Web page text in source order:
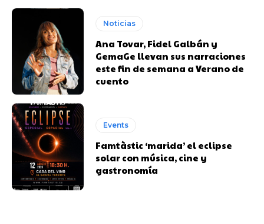
Noticias
Ana Tovar, Fidel Galbán y
GemaGe llevan sus narraciones
este fin de semana a Verano de
cuento
Events
Famtàstic ‘marida’ el eclipse
solar con música, cine y
gastronomía